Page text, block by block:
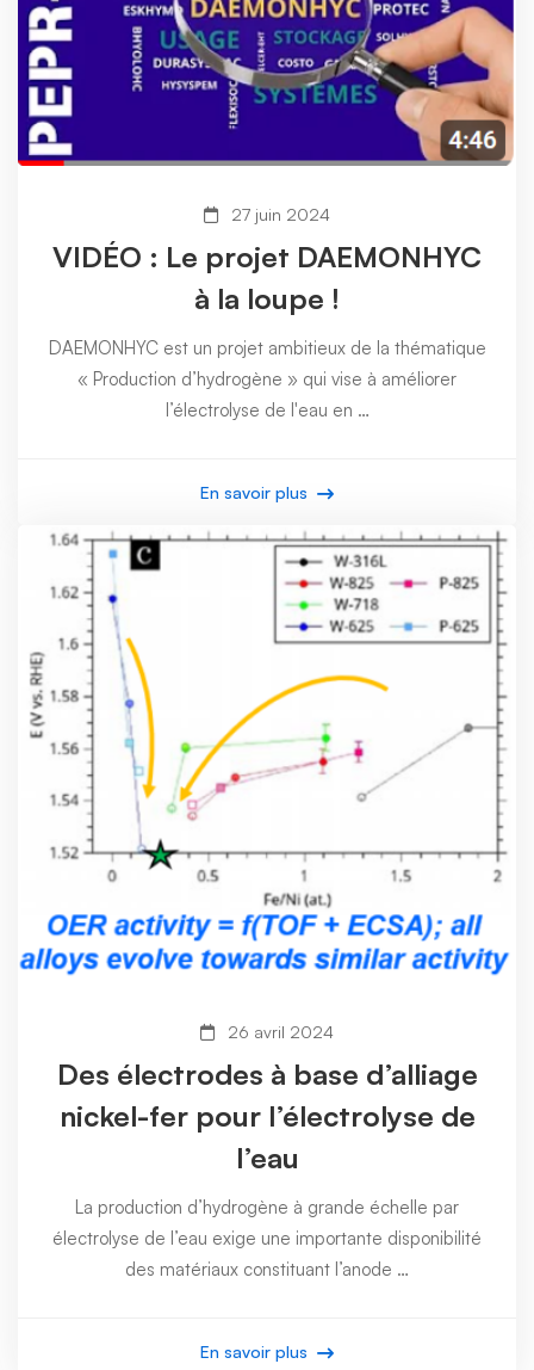
27 juin 2024
VIDÉO : Le projet DAEMONHYC
à la loupe !
DAEMONHYC est un projet ambitieux de la thématique
« Production d’hydrogène » qui vise à améliorer
l’électrolyse de l'eau en …
En savoir plus
26 avril 2024
Des électrodes à base d’alliage
nickel-fer pour l’électrolyse de
l’eau
La production d’hydrogène à grande échelle par
électrolyse de l’eau exige une importante disponibilité
des matériaux constituant l’anode …
En savoir plus